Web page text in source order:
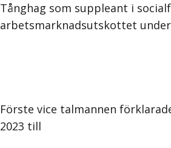
Tånghag som suppleant i
arbetsmarknadsutskottet
Förste vice talmannen
2023 till